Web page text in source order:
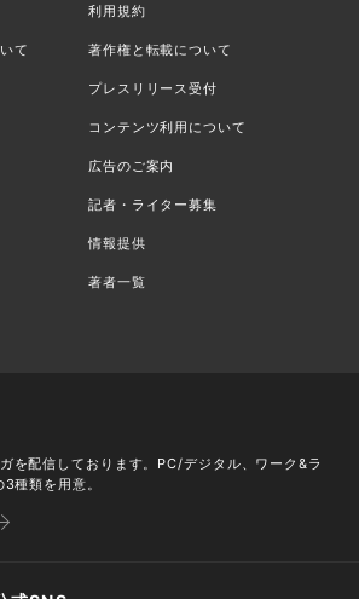
利用規約
て 著作権と転載について
プレスリリース受付
コンテンツ利用について
広告のご案内
記者・ライター募集
情報提供
著者一覧
を配信しております。PC/デジタル、ワーク&ラ
種類を用意。